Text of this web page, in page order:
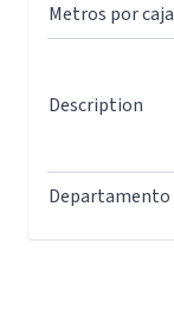
Metros por caja
Description
Departamento